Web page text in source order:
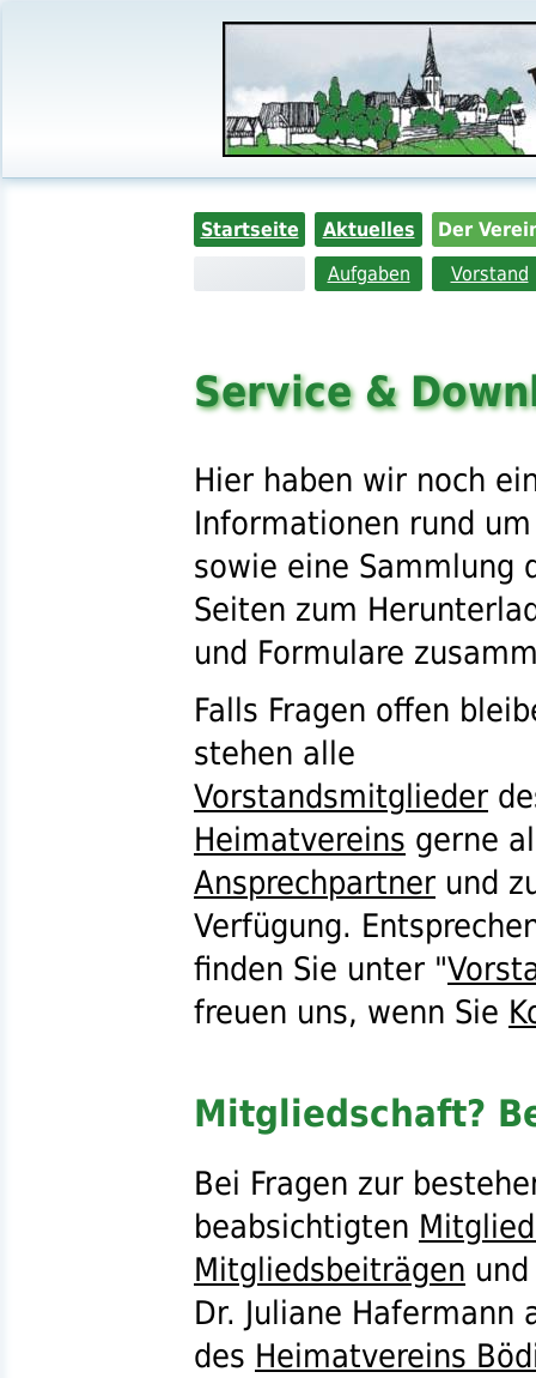
Startseite Aktuelles
Der
Aufgaben
Vorstand
Service &
Hier haben wir noch
Informationen rund
sowie eine Sammlung
Seiten zum
und Formulare
Falls Fragen offen
stehen alle
Vorstandsmitglieder
Heimatvereins gerne
Ansprechpartner und
Verfügung.
finden Sie unter "
freuen uns, wenn Sie
Mitgliedschaft?
Bei Fragen zur
beabsichtigten
Mitgliedsbeiträgen
Dr. Juliane Hafermann
des Heimatvereins